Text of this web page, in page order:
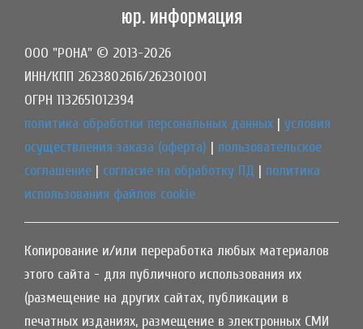
юр. информация
ООО "РОНА" © 2013-2026
ИНН/КПП 2623802616/262301001
ОГРН 1132651012394
политика обработки персональных данных | условия
осуществления заказа (оферта) | пользовательское
соглашение | согласие на обработку ПД | политика
использования файлов cookie
Копирование и/или переработка любых материалов
этого сайта - для публичного использования их
(размещение на других сайтах, публикации в
печатных изданиях, размещение в электронных СМИ